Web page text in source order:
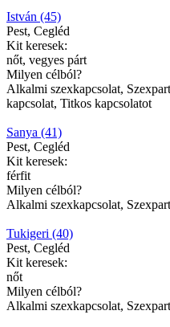
István (45)
Pest, Cegléd
Kit keresek:
nőt, vegyes párt
Milyen célból?
Alkalmi szexkapcsolat,
kapcsolat, Titkos kapcsolatot
Sanya (41)
Pest, Cegléd
Kit keresek:
férfit
Milyen célból?
Alkalmi szexkapcsolat,
Tukigeri (40)
Pest, Cegléd
Kit keresek:
nőt
Milyen célból?
Alkalmi szexkapcsolat,